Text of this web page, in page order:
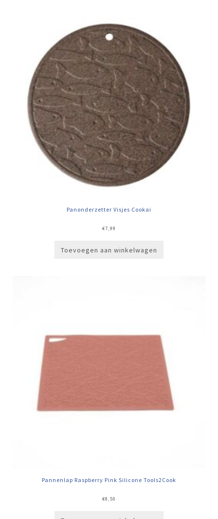
Panonderzetter Visjes Cookai
€7,99
Toevoegen aan winkelwagen
Pannenlap Raspberry Pink Silicone Tools2Cook
€8,50